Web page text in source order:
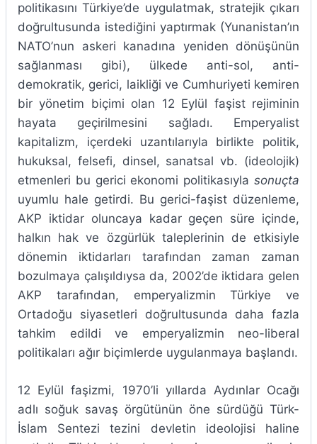
politikasını Türkiye’de uygulatmak, stratejik çıkarı
doğrultusunda istediğini yaptırmak (Yunanistan’ın
NATO’nun askeri kanadına yeniden dönüşünün
sağlanması gibi), ülkede anti-sol, anti-
demokratik, gerici, laikliği ve Cumhuriyeti kemiren
bir yönetim biçimi olan 12 Eylül faşist rejiminin
hayata geçirilmesini sağladı. Emperyalist
kapitalizm, içerdeki uzantılarıyla birlikte politik,
hukuksal, felsefi, dinsel, sanatsal vb. (ideolojik)
etmenleri bu gerici ekonomi politikasıyla sonuçta
uyumlu hale getirdi. Bu gerici-faşist düzenleme,
AKP iktidar oluncaya kadar geçen süre içinde,
halkın hak ve özgürlük taleplerinin de etkisiyle
dönemin iktidarları tarafından zaman zaman
bozulmaya çalışıldıysa da, 2002’de iktidara gelen
AKP tarafından, emperyalizmin Türkiye ve
Ortadoğu siyasetleri doğrultusunda daha fazla
tahkim edildi ve emperyalizmin neo-liberal
politikaları ağır biçimlerde uygulanmaya başlandı.
12 Eylül faşizmi, 1970’li yıllarda Aydınlar Ocağı
adlı soğuk savaş örgütünün öne sürdüğü Türk-
İslam Sentezi tezini devletin ideolojisi haline